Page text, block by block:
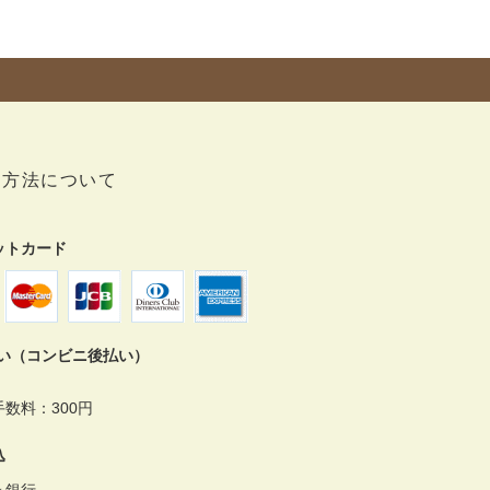
法について
トカード
（コンビニ後払い）
数料：300円